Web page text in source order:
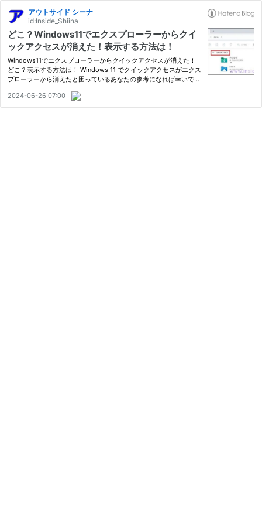
アウトサイド シーナ
id:Inside_Shiina
どこ？Windows11でエクスプローラーからクイ
ックアクセスが消えた！表示する方法は！
Windows11でエクスプローラーからクイックアクセスが消えた！
どこ？表示する方法は！ Windows 11 でクイックアクセスがエクス
プローラーから消えたと困っているあなたの参考になれば幸いで
2024-06-26 07:00